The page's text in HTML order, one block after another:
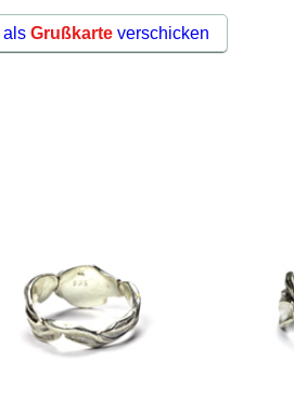
als Grußkarteverschicken